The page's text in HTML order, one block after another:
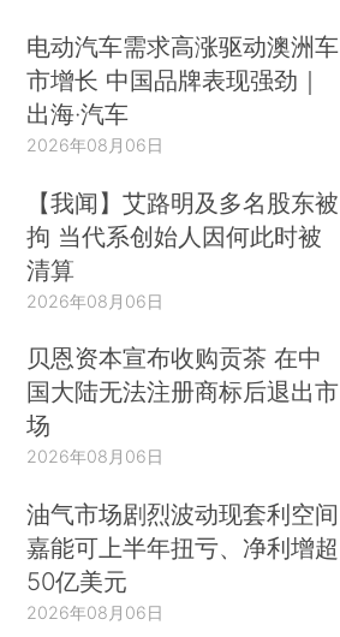
电动汽车需求高涨驱动澳洲车
市增长 中国品牌表现强劲｜
出海·汽车
2026年08月06日
【我闻】艾路明及多名股东被
拘 当代系创始人因何此时被
清算
2026年08月06日
贝恩资本宣布收购贡茶 在中
国大陆无法注册商标后退出市
场
2026年08月06日
油气市场剧烈波动现套利空间
嘉能可上半年扭亏、净利增超
50亿美元
2026年08月06日